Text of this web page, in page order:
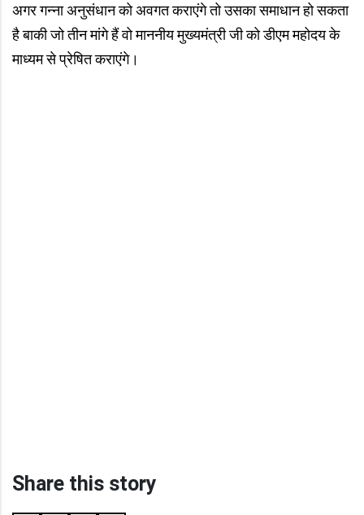
अगर गन्ना अनुसंधान को अवगत कराएंगे तो उसका समाधान हो सकता
है बाकी जो तीन मांगे हैं वो माननीय मुख्यमंत्री जी को डीएम महोदय के
माध्यम से प्रेषित कराएंगे।
Share this story